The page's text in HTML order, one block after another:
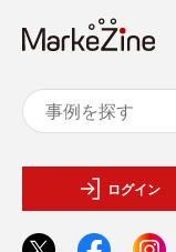
ログイン